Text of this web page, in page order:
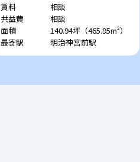
賃料
相談
共益費
相談
面積
140.94坪（465.95m²）
最寄駅
明治神宮前駅